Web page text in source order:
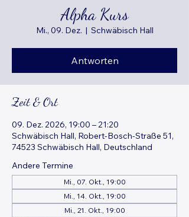
Alpha Kurs
Mi., 09. Dez.
  |
Schwäbisch Hall
Antworten
Zeit & Ort
09. Dez. 2026, 19:00 – 21:20
Schwäbisch Hall, Robert-Bosch-Straße 51,
74523 Schwäbisch Hall, Deutschland
Andere Termine
Mi., 07. Okt., 19:00
Mi., 14. Okt., 19:00
Mi., 21. Okt., 19:00